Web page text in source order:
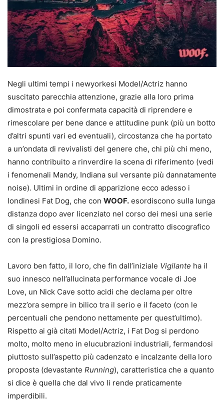
Negli ultimi tempi i newyorkesi Model/Actriz hanno
suscitato parecchia attenzione, grazie alla loro prima
dimostrata e poi confermata capacità di riprendere e
rimescolare per bene dance e attitudine punk (più un botto
d’altri spunti vari ed eventuali), circostanza che ha portato
a un’ondata di revivalisti del genere che, chi più chi meno,
hanno contribuito a rinverdire la scena di riferimento (vedi
i fenomenali Mandy, Indiana sul versante più dannatamente
noise). Ultimi in ordine di apparizione ecco adesso i
londinesi Fat Dog, che con WOOF. esordiscono sulla lunga
distanza dopo aver licenziato nel corso dei mesi una serie
di singoli ed essersi accaparrati un contratto discografico
con la prestigiosa Domino.
Lavoro ben fatto, il loro, che fin dall’iniziale Vigilante ha il
suo innesco nell’allucinata performance vocale di Joe
Love, un Nick Cave sotto acidi che declama per oltre
mezz’ora sempre in bilico tra il serio e il faceto (con le
percentuali che pendono nettamente per quest’ultimo).
Rispetto ai già citati Model/Actriz, i Fat Dog si perdono
molto, molto meno in elucubrazioni industriali, fermandosi
piuttosto sull’aspetto più cadenzato e incalzante della loro
proposta (devastante Running), caratteristica che a quanto
si dice è quella che dal vivo li rende praticamente
imperdibili.